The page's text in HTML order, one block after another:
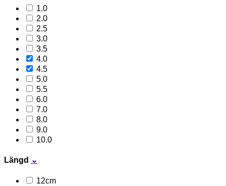
1.0
2.0
2.5
3.0
3.5
4.0
4.5
5.0
5.5
6.0
7.0
8.0
9.0
10.0
Längd ⌄
12cm